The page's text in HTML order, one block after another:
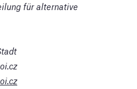
für alternative